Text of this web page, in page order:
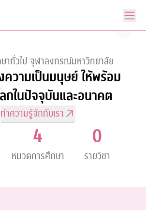
าทั่วไป จุฬาลงกรณ์มหาวิทยาลัย
ความเป็นมนุษย์ให้พร้อม
กในปัจจุบันและอนาคต
ทำความรู้จักกับเรา
4
หมวดการศึกษา
0
รายวิชา